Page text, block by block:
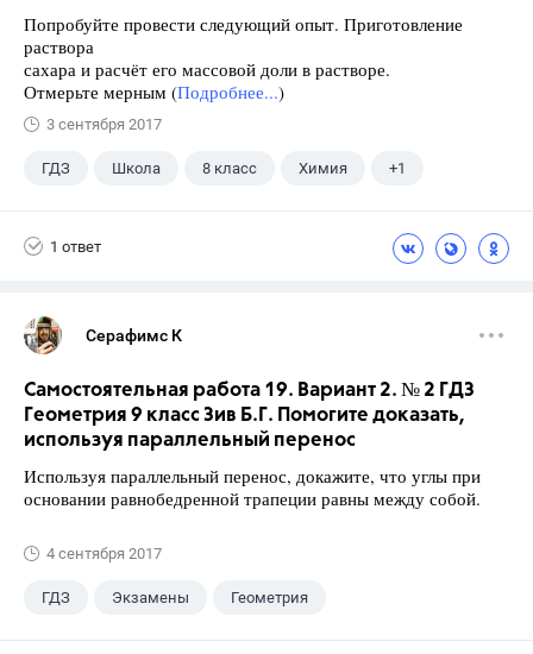
Попробуйте провести следующий опыт. Приготовление
раствора
сахара и расчёт его массовой доли в растворе.
Отмерьте мерным (Подробнее...)
3 сентября 2017
ГДЗ Школа 8 класс Химия +1
1 ответ
Серафимс К
Самостоятельная работа 19. Вариант 2. № 2 ГДЗ
Геометрия 9 класс Зив Б.Г. Помогите доказать,
используя параллельный перенос
Используя параллельный перенос, докажите, что углы при
основании равнобедренной трапеции равны между собой.
4 сентября 2017
ГДЗ Экзамены Геометрия